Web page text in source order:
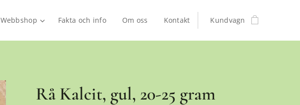
Webbshop Fakta och info Om oss Kontakt Kundvagn
Rå Kalcit, gul, 20-25 gram